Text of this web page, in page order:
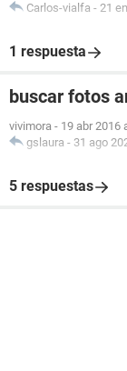
Carlos-vialfa - 21
1 respuesta
buscar fotos
vivimora - 19 abr 2016
gslaura - 31 ago
5 respuestas